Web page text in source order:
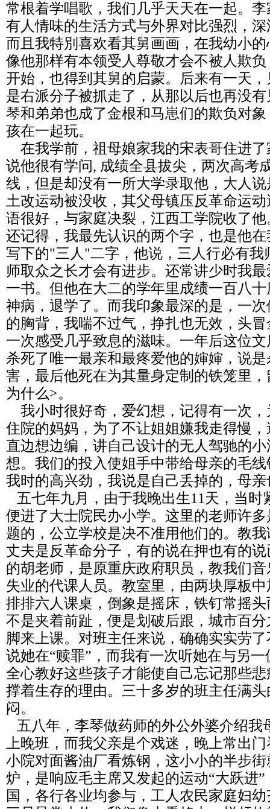
常根着学唱歌，我们几乎天天在一起。
有人情味的生活方式与外界对比强烈，
而且我特別喜欢看其舅画画，在我幼小
像他那样有本领受人尊敬才会不被人欺
开始，也得到其舅的启蒙。后来有一天
是右派分子被抓走了，从那以后也再没
琴和弟弟也成了金根和马崽们的欺负对
孩在一起玩。
在我学前，祖母娘家我的宋表哥住进
说他很有学问, 成绩全县拔尖，两次高考
线，但是却没有一所大学录取他，大人
土改运动被没收，其父母镇压反革命运
语很好，与家庭决裂，江西工学院收了
还记得，我最先认识的两个字，也是他
写下的"三人"二字，他说，三人行必有我
师取众之长才会有进步。还常讲少时我
一书。但他在大二的学年里成绩一百八
神病，退学了。而我印象最深的是，一
的胸背，我喘不过气，挣扎也无效，头
一次感受几乎致息的滋味。一年后这位
杀死了唯一最亲和最疼爱他的婶婶，说
害，最后他死在为其量身定制的铁笼里
为什么>。
我小时很好奇，爱幻想，记得有一次
住院的妈妈，为了不让姐姐嫌我走得慢
直边想边编，讲自己设计的无人驾驰的
想。我们的投入使姐手中带给母亲的毛
我时的高兴劲，我说是自己丢掉的，母
五七年九月，由于我晚出生11天，当时
便进了大士院民办小学。这里的老师许
题的，公立学校是决不准用他们的。教
丈夫是反革命分子，有的说在押也有的
的胡老师，是原重庆政府职员，教我们
失业的代课人员。教室里，由两块厚板
排排六人课桌，倒象是摇床，铁钉常摇
不是夹着前趾，便是划破后跟，城市百
脚来上课。对班主任来说，确确实实劳
说她在“赎罪”，而我有一次听她在与另
全心教好这些孩子才能使自己忘记那些
撑着生存的理由。三十多岁的班主任满
闷。
五八年，李琴做药师的外公外婆介绍我
上晚班，而我父亲是个戏迷，晚上常出
小院对面酱油厂看炼钢，这小小的半步
炉，是响应毛主席又发起的运动“大跃进
国，各行各业均参与，工人农民家庭妇